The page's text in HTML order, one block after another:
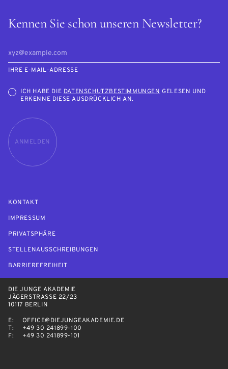
Kennen Sie schon unseren Newsletter?
IHRE E-MAIL-ADRESSE
ICH HABE DIEDATENSCHUTZBESTIMMUNGENGELESEN UND
ERKENNE DIESE AUSDRÜCKLICH AN.
ANMELDEN
KONTAKT
IMPRESSUM
PRIVATSPHÄRE
STELLENAUSSCHREIBUNGEN
BARRIEREFREIHEIT
DIE JUNGE AKADEMIE
JÄGERSTRASSE 22/23
10117 BERLIN
E:
OFFICE@DIEJUNGEAKADEMIE.DE
T:
+49 30 241899-100
F:
+49 30 241899-101